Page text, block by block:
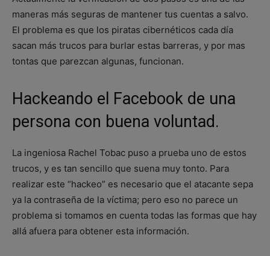
maneras más seguras de mantener tus cuentas a salvo.
El problema es que los piratas cibernéticos cada día
sacan más trucos para burlar estas barreras, y por mas
tontas que parezcan algunas, funcionan.
Hackeando el Facebook de una
persona con buena voluntad.
La ingeniosa Rachel Tobac puso a prueba uno de estos
trucos, y es tan sencillo que suena muy tonto. Para
realizar este “hackeo” es necesario que el atacante sepa
ya la contraseña de la víctima; pero eso no parece un
problema si tomamos en cuenta todas las formas que hay
allá afuera para obtener esta información.